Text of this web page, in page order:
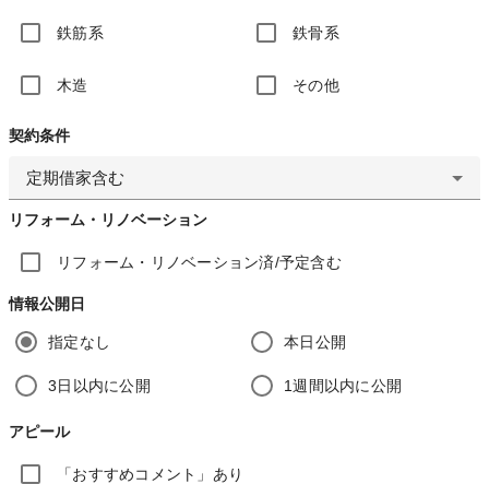
鉄筋系 鉄骨系
木造 その他
契約条件
定期借家含む
リフォーム・リノベーション
リフォーム・リノベーション済/予定含む
情報公開日
指定なし 本日公開
3日以内に公開 1週間以内に公開
アピール
「おすすめコメント」あり